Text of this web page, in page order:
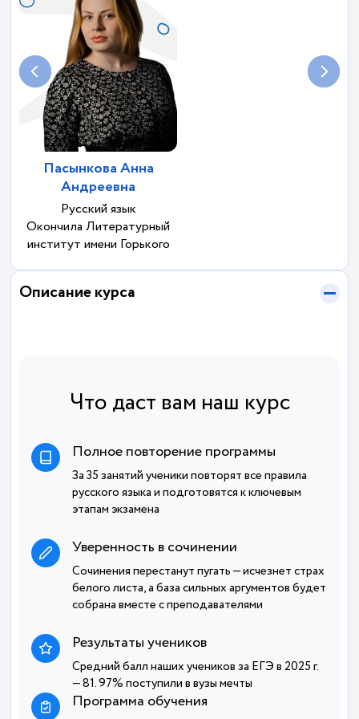
Пасынкова Анна
Андреевна
Русский язык
Окончила Литературный
институт имени Горького
Описание курса
Что даст вам наш курс
Полное повторение программы
За 35 занятий ученики повторят все правила
русского языка и подготовятся к ключевым
этапам экзамена
Уверенность в сочинении
Сочинения перестанут пугать — исчезнет страх
белого листа, а база сильных аргументов будет
собрана вместе с преподавателями
Результаты учеников
Средний балл наших учеников за ЕГЭ в 2025 г.
— 81. 97% поступили в вузы мечты
Программа обучения